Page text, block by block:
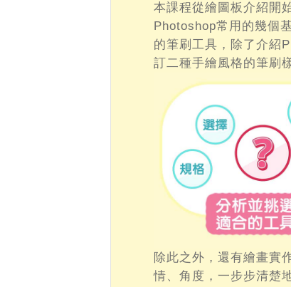
本課程從繪圖板介紹開
Photoshop常用的幾個
的筆刷工具，除了介紹
訂二種手繪風格的筆刷
除此之外，還有繪畫實
情、角度，一步步清楚